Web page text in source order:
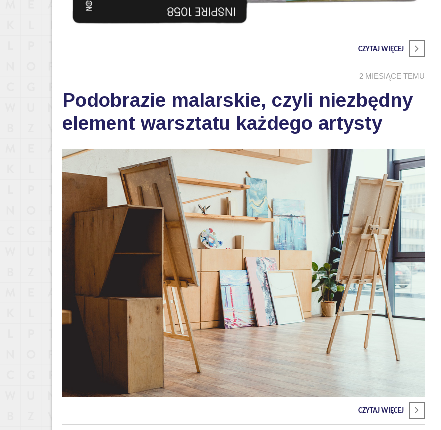
CZYTAJ WIĘCEJ
2 MIESIĄCE TEMU
Podobrazie malarskie, czyli niezbędny
element warsztatu każdego artysty
CZYTAJ WIĘCEJ